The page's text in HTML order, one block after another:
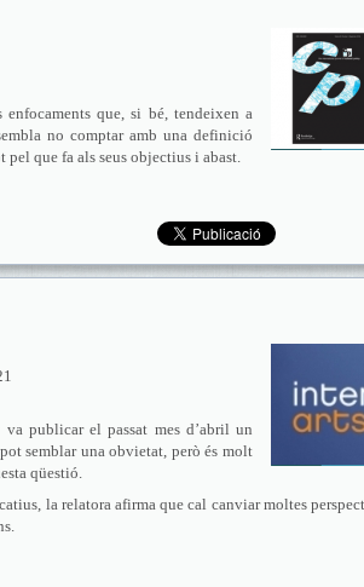
que, si bé, tendeixen a
no comptar amb una definició
pel que fa als seus objectius i abast.
publicar el passat mes d’abril un
semblar una obvietat, però és molt
qüestió.
la relatora afirma que cal canviar moltes